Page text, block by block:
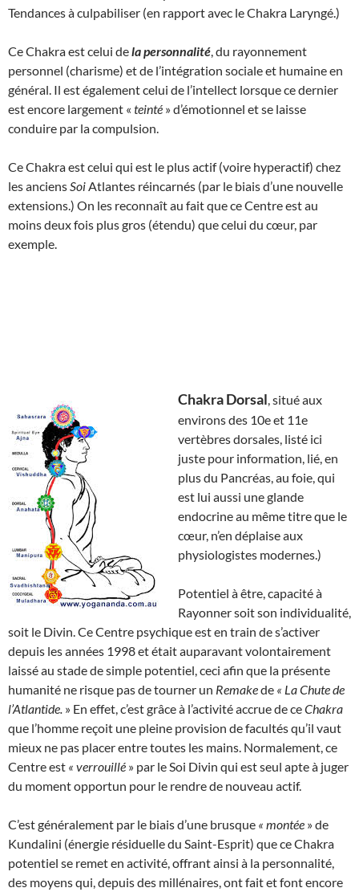
Tendances à culpabiliser (en rapport avec le Chakra Laryngé.)
Ce Chakra est celui dela personnalité, du rayonnement
personnel (charisme) et de l’intégration sociale et humaine en
général. Il est également celui de l’intellect lorsque ce dernier
est encore largement « teinté » d’émotionnel et se laisse
conduire par la compulsion.
Ce Chakra est celui qui est le plus actif (voire hyperactif) chez
les anciensSoiAtlantes réincarnés (par le biais d’une nouvelle
extensions.) On les reconnaît au fait que ce Centre est au
moins deux fois plus gros (étendu) que celui du cœur, par
exemple.
Chakra Dorsal, situé aux
environs des 10e et 11e
vertèbres dorsales, listé ici
juste pour information, lié, en
plus du Pancréas, au foie, qui
est lui aussi une glande
endocrine au même titre que le
cœur, n’en déplaise aux
physiologistes modernes.)
Potentiel à être, capacité à
Rayonner soit son individualité,
soit le Divin. Ce Centre psychique est en train de s’activer
depuis les années 1998 et était auparavant volontairement
laissé au stade de simple potentiel, ceci afin que la présente
humanité ne risque pas de tourner un Remakede « La Chute de
l’Atlantide. » En effet, c’est grâce à l’activité accrue de ceChakra
que l’homme reçoit une pleine provision de facultés qu’il vaut
mieux ne pas placer entre toutes les mains. Normalement, ce
Centre est « verrouillé » par le Soi Divin qui est seul apte à juger
du moment opportun pour le rendre de nouveau actif.
C’est généralement par le biais d’une brusque « montée » de
Kundalini (énergie résiduelle du Saint-Esprit) que ce Chakra
potentiel se remet en activité, offrant ainsi à la personnalité,
des moyens qui, depuis des millénaires, ont fait et font encore